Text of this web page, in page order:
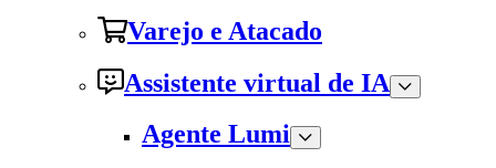
Varejo e Atacado
Assistente virtual de IA
Agente Lumi